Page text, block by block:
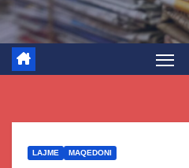
LAJME MAQEDONI